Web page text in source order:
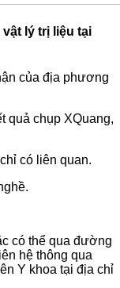
lý trị liệu tại
của địa phương
quả chụp XQuang,
có liên quan.
có thể qua đường
hệ thông qua
Y khoa tại địa chỉ